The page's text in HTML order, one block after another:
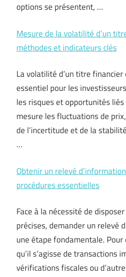
options se présentent, …
Mesure de la volatilité d’un
méthodes et indicateurs clés
La volatilité d’un titre
essentiel pour les
les risques et opportunités liés
mesure les fluctuations de
de l’incertitude et de la
…
Obtenir un relevé
procédures essentielles
Face à la nécessité de
précises, demander un relevé
une étape fondamentale. Pour
qu’il s’agisse de transactions
vérifications fiscales ou